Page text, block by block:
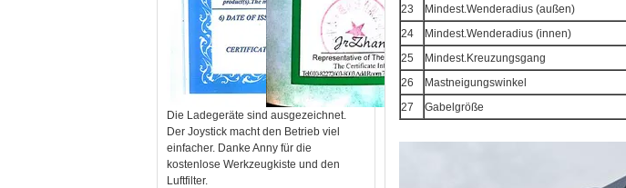
Die Ladegeräte sind ausgezeichnet.
Der Joystick macht den Betrieb viel
einfacher. Danke Anny für die
kostenlose Werkzeugkiste und den
Luftfilter.
23
Mindest.Wenderadius (außen)
24
Mindest.Wenderadius (innen)
25
Mindest.Kreuzungsgang
26
Mastneigungswinkel
27
Gabelgröße